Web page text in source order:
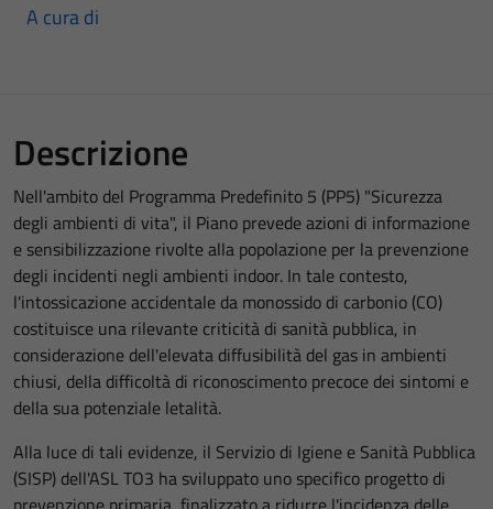
A cura di
Descrizione
Nell'ambito del Programma Predefinito 5 (PP5) "Sicurezza
degli ambienti di vita", il Piano prevede azioni di informazione
e sensibilizzazione rivolte alla popolazione per la prevenzione
degli incidenti negli ambienti indoor. In tale contesto,
l'intossicazione accidentale da monossido di carbonio (CO)
costituisce una rilevante criticità di sanità pubblica, in
considerazione dell'elevata diffusibilità del gas in ambienti
chiusi, della difficoltà di riconoscimento precoce dei sintomi e
della sua potenziale letalità.
Alla luce di tali evidenze, il Servizio di Igiene e Sanità Pubblica
(SISP) dell'ASL TO3 ha sviluppato uno specifico progetto di